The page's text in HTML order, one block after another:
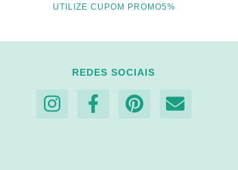
UTILIZE CUPOM PROMO5%
REDES SOCIAIS